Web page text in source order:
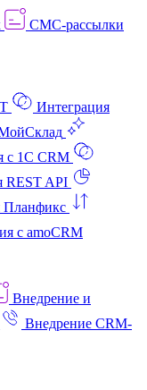
СМС-рассылки
Интеграция
с 1C CRM
REST API
Планфикс
с amoCRM
Внедрение и
Внедрение CRM-